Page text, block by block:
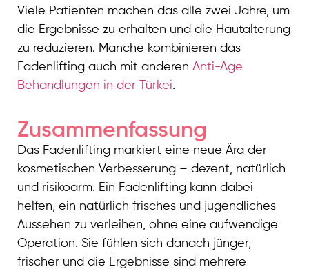
Viele Patienten machen das alle zwei Jahre, um
die Ergebnisse zu erhalten und die Hautalterung
zu reduzieren. Manche kombinieren das
Fadenlifting auch mit anderen Anti-Age
Behandlungen in der Türkei.
Zusammenfassung
Das Fadenlifting markiert eine neue Ära der
kosmetischen Verbesserung – dezent, natürlich
und risikoarm. Ein Fadenlifting kann dabei
helfen, ein natürlich frisches und jugendliches
Aussehen zu verleihen, ohne eine aufwendige
Operation. Sie fühlen sich danach jünger,
frischer und die Ergebnisse sind mehrere